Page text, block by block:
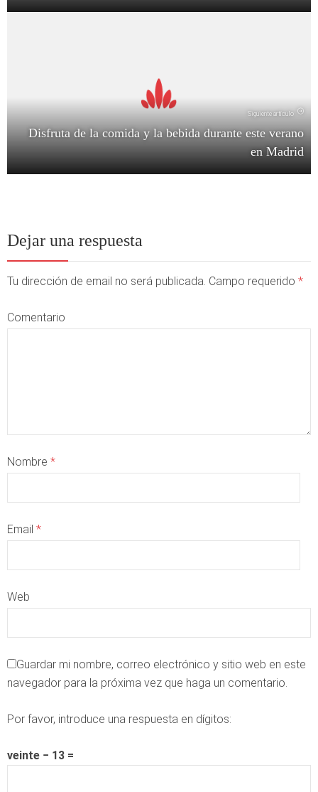
Siguiente artículo
Disfruta de la comida y la bebida durante este verano
en Madrid
Dejar una respuesta
Tu dirección de email no será publicada. Campo requerido *
Comentario
Nombre *
Email *
Web
Guardar mi nombre, correo electrónico y sitio web en este
navegador para la próxima vez que haga un comentario.
Por favor, introduce una respuesta en dígitos:
veinte − 13 =